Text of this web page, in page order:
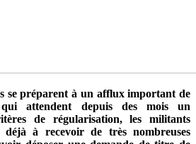
se préparent à un afflux important de
qui attendent depuis des mois un
de régularisation, les militants
déjà à recevoir de très nombreuses